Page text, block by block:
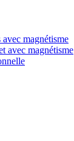
magnétisme
avec magnétisme